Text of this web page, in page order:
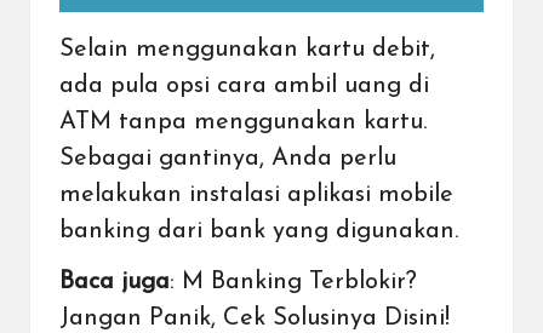
Selain menggunakan kartu debit,
ada pula opsi cara ambil uang di
ATM tanpa menggunakan kartu.
Sebagai gantinya, Anda perlu
melakukan instalasi aplikasi mobile
banking dari bank yang digunakan.
Baca juga: M Banking Terblokir?
Jangan Panik, Cek Solusinya Disini!